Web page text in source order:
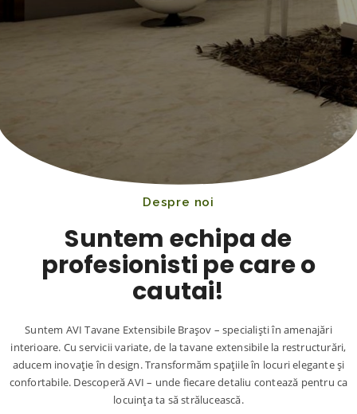
Despre noi
Suntem echipa de
profesionisti pe care o
cautai!
Suntem AVI Tavane Extensibile Brașov – specialiști în amenajări
interioare. Cu servicii variate, de la tavane extensibile la restructurări,
aducem inovație în design. Transformăm spațiile în locuri elegante și
confortabile. Descoperă AVI – unde fiecare detaliu contează pentru ca
locuința ta să strălucească.